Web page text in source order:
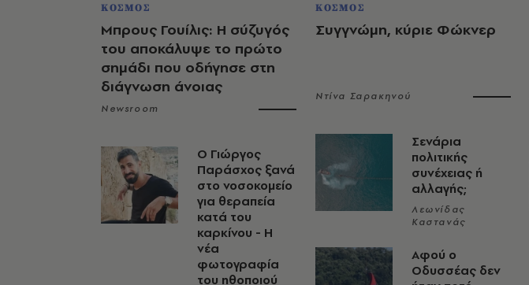
ΚΟΣΜΟΣ
Μπρους Γουίλις: Η σύζυγός
του αποκάλυψε το πρώτο
σημάδι που οδήγησε στη
διάγνωση άνοιας
Newsroom
O Γιώργος
Παράσχος ξανά
στο νοσοκομείο
για θεραπεία
κατά του
καρκίνου - Η
νέα
φωτογραφία
του ηθοποιού
ΚΟΣΜΟΣ
Συγγνώμη, κύριε Φώκνερ
Ντίνα Σαρακηνού
Σενάρια
πολιτικής
συνέχειας ή
αλλαγής;
Λεωνίδας
Καστανάς
Αφού ο
Οδυσσέας δεν